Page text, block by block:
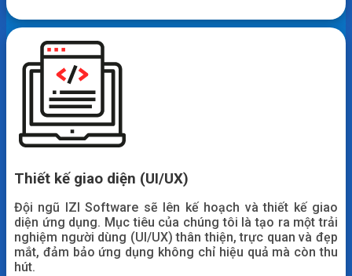
Thiết kế giao diện (UI/UX)
Đội ngũ IZI Software sẽ lên kế hoạch và thiết kế giao
diện ứng dụng. Mục tiêu của chúng tôi là tạo ra một trải
nghiệm người dùng (UI/UX) thân thiện, trực quan và đẹp
mắt, đảm bảo ứng dụng không chỉ hiệu quả mà còn thu
hút.